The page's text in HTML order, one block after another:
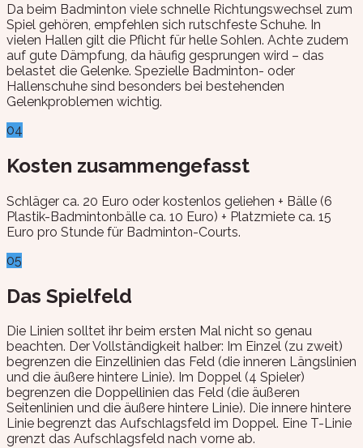
Da beim Badminton viele schnelle Richtungswechsel zum
Spiel gehören, empfehlen sich rutschfeste Schuhe. In
vielen Hallen gilt die Pflicht für helle Sohlen. Achte zudem
auf gute Dämpfung, da häufig gesprungen wird – das
belastet die Gelenke. Spezielle Badminton- oder
Hallenschuhe sind besonders bei bestehenden
Gelenkproblemen wichtig.
04
Kosten zusammengefasst
Schläger ca. 20 Euro oder kostenlos geliehen + Bälle (6
Plastik-Badmintonbälle ca. 10 Euro) + Platzmiete ca. 15
Euro pro Stunde für Badminton-Courts.
05
Das Spielfeld
Die Linien solltet ihr beim ersten Mal nicht so genau
beachten. Der Vollständigkeit halber: Im Einzel (zu zweit)
begrenzen die Einzellinien das Feld (die inneren Längslinien
und die äußere hintere Linie). Im Doppel (4 Spieler)
begrenzen die Doppellinien das Feld (die äußeren
Seitenlinien und die äußere hintere Linie). Die innere hintere
Linie begrenzt das Aufschlagsfeld im Doppel. Eine T-Linie
grenzt das Aufschlagsfeld nach vorne ab.